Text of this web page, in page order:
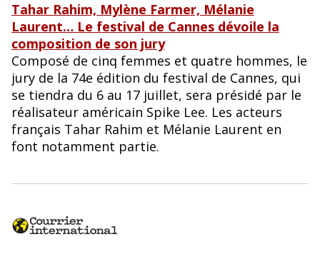
Tahar Rahim, Mylène Farmer, Mélanie
Laurent… Le festival de Cannes dévoile la
composition de son jury
Composé de cinq femmes et quatre hommes, le
jury de la 74e édition du festival de Cannes, qui
se tiendra du 6 au 17 juillet, sera présidé par le
réalisateur américain Spike Lee. Les acteurs
français Tahar Rahim et Mélanie Laurent en
font notamment partie.